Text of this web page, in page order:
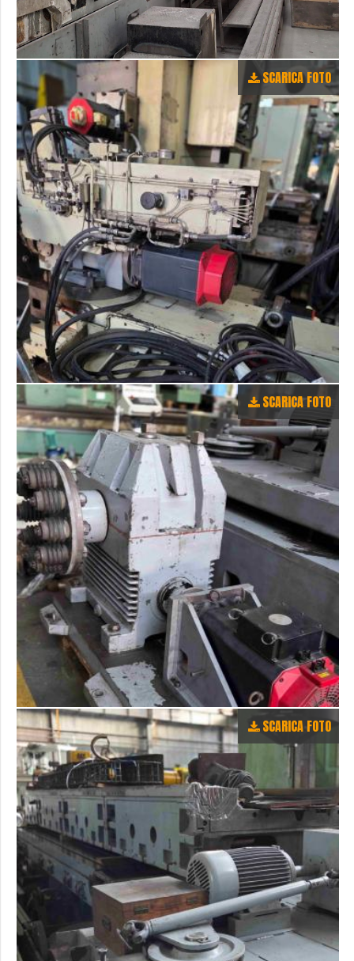
SCARICA FOTO
SCARICA FOTO
SCARICA FOTO